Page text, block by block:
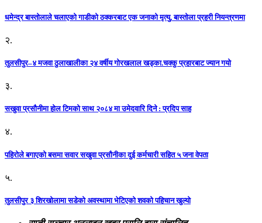
धमेन्द्र बास्तोलाले चलाएको गाडीको ठक्करबाट एक जनाको मृत्यु, बास्तोला प्रहरी नियन्त्रणमा
२.
तुलसीपुर–४ मजवा ठुलाखालीका २४ वर्षीय गोरखलाल खड्का.चक्कु प्रहारबाट ज्यान गयो
३.
सखुवा प्रसौनीमा होल टिमको साथ २०८४ मा उमेदवारि दिने : प्रदिप साह
४.
पहिराेले बगाएकाे बसमा सवार सखुवा प्रसाैनीका दुई कर्मचारी सहित ५ जना वेपता
५.
तुलसीपुर ३ शिरखोलामा सडेको अवस्थामा भेटिएको शवको पहिचान खुल्यो